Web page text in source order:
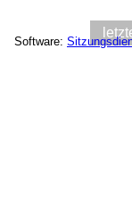
Software: